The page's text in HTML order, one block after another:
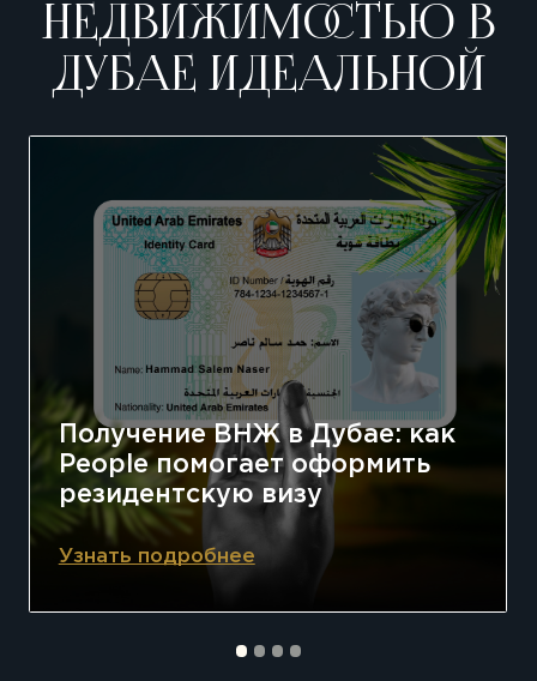
НЕДВИЖИМОСТЬЮ В
ДУБАЕ ИДЕАЛЬНОЙ
Получение ВНЖ в Дубае: как
People помогает оформить
резидентскую визу
Узнать подробнее